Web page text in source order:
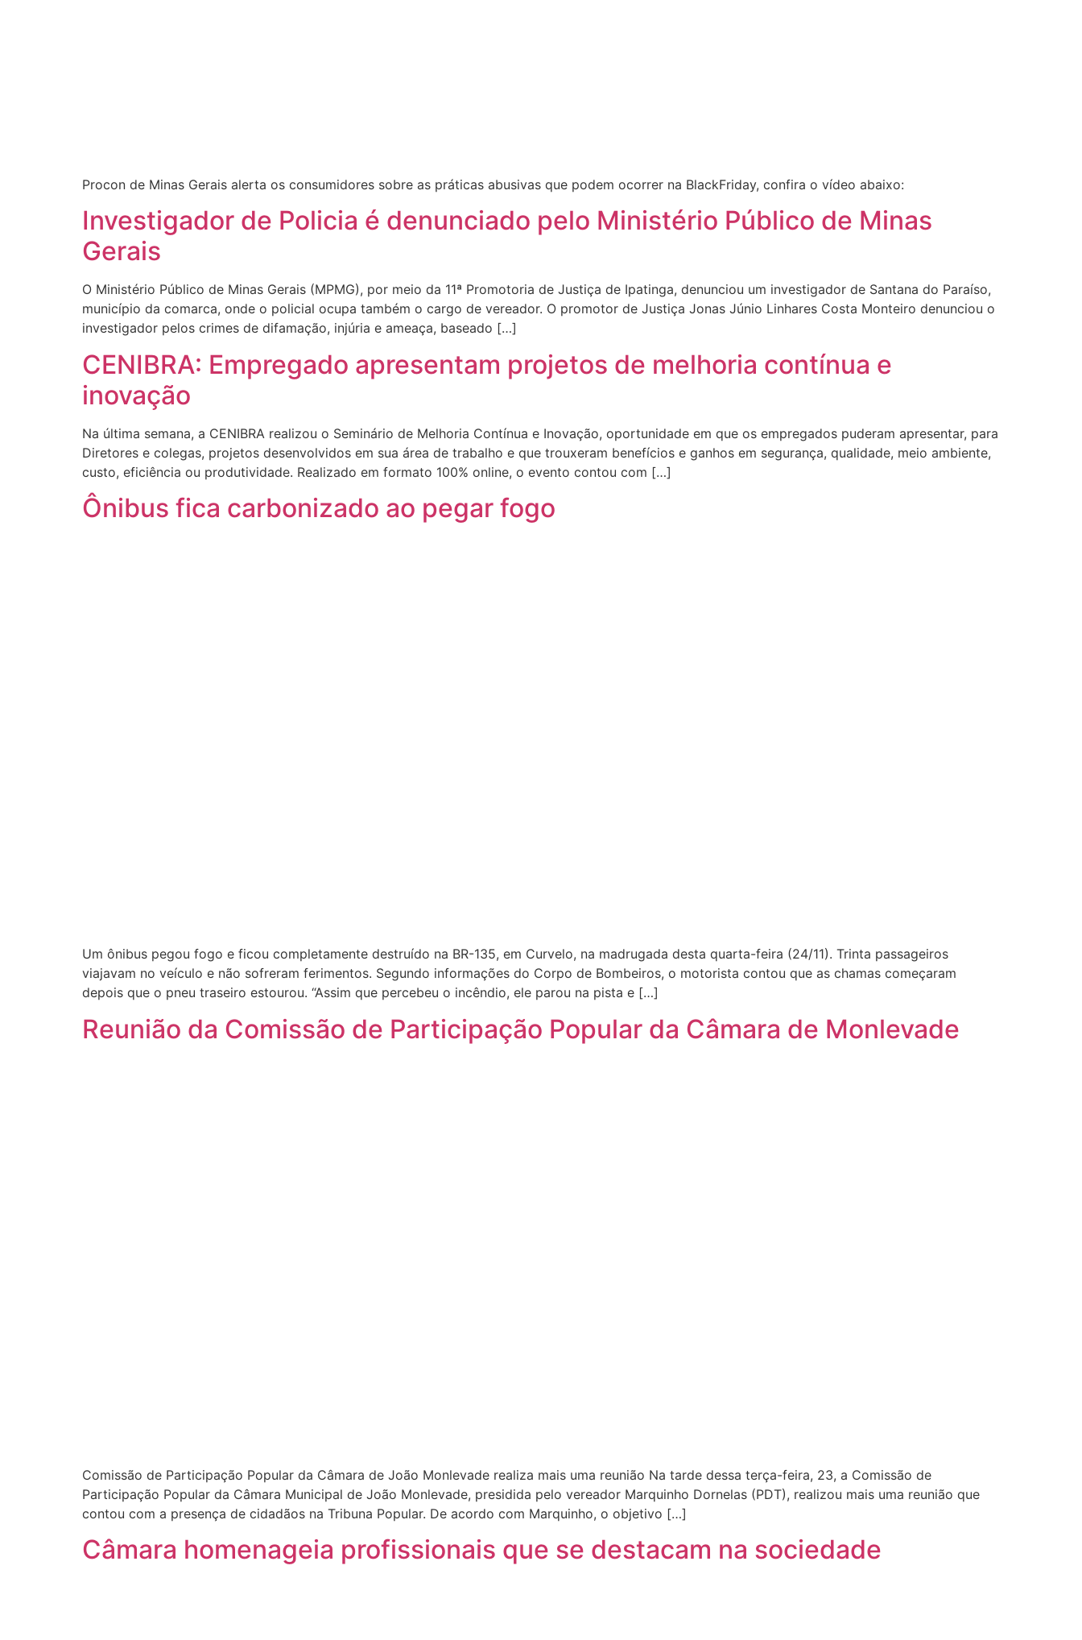
Procon de Minas Gerais alerta os consumidores sobre as práticas abusivas que podem ocorrer na BlackFriday, confira o vídeo abaixo:
Investigador de Policia é denunciado pelo Ministério Público de Minas
Gerais
O Ministério Público de Minas Gerais (MPMG), por meio da 11ª Promotoria de Justiça de Ipatinga, denunciou um investigador de Santana do Paraíso,
município da comarca, onde o policial ocupa também o cargo de vereador. O promotor de Justiça Jonas Júnio Linhares Costa Monteiro denunciou o
investigador pelos crimes de difamação, injúria e ameaça, baseado […]
CENIBRA: Empregado apresentam projetos de melhoria contínua e
inovação
Na última semana, a CENIBRA realizou o Seminário de Melhoria Contínua e Inovação, oportunidade em que os empregados puderam apresentar, para
Diretores e colegas, projetos desenvolvidos em sua área de trabalho e que trouxeram benefícios e ganhos em segurança, qualidade, meio ambiente,
custo, eficiência ou produtividade. Realizado em formato 100% online, o evento contou com […]
Ônibus fica carbonizado ao pegar fogo
Um ônibus pegou fogo e ficou completamente destruído na BR-135, em Curvelo, na madrugada desta quarta-feira (24/11). Trinta passageiros
viajavam no veículo e não sofreram ferimentos. Segundo informações do Corpo de Bombeiros, o motorista contou que as chamas começaram
depois que o pneu traseiro estourou. “Assim que percebeu o incêndio, ele parou na pista e […]
Reunião da Comissão de Participação Popular da Câmara de Monlevade
Comissão de Participação Popular da Câmara de João Monlevade realiza mais uma reunião Na tarde dessa terça-feira, 23, a Comissão de
Participação Popular da Câmara Municipal de João Monlevade, presidida pelo vereador Marquinho Dornelas (PDT), realizou mais uma reunião que
contou com a presença de cidadãos na Tribuna Popular. De acordo com Marquinho, o objetivo […]
Câmara homenageia profissionais que se destacam na sociedade